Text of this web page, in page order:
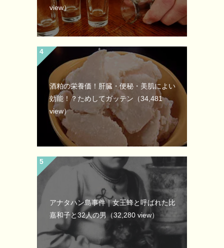
view）
酒粕の栄養価！肝臓・便秘・美肌によい
効能！？ためしてガッテン （34,481
view）
アナタハン島事件｜女王蜂と呼ばれた比
嘉和子と32人の男（32,280 view）